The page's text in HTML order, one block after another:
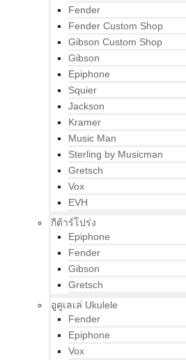
Fender
Fender Custom Shop
Gibson Custom Shop
Gibson
Epiphone
Squier
Jackson
Kramer
Music Man
Sterling by Musicman
Gretsch
Vox
EVH
กีต้าร์โปร่ง
Epiphone
Fender
Gibson
Gretsch
อูคูเลเล่ Ukulele
Fender
Epiphone
Vox